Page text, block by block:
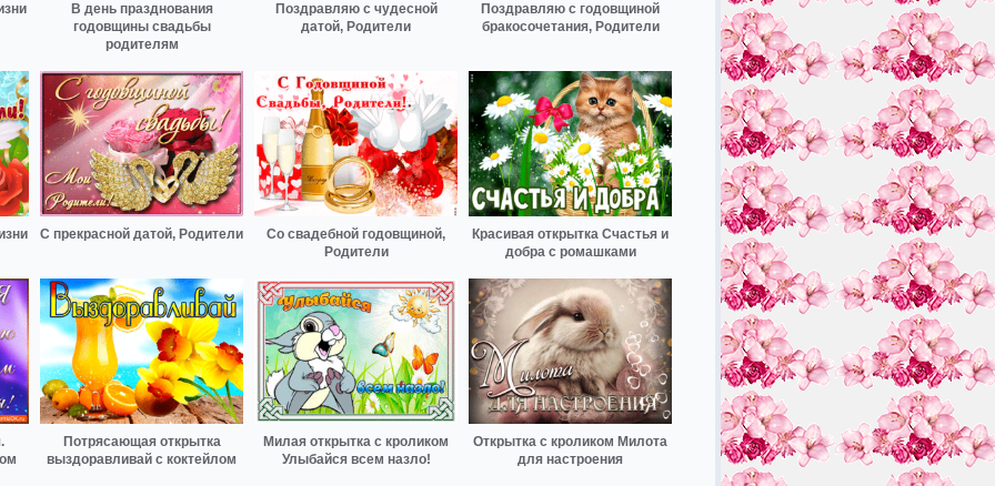
В день празднования
годовщины свадьбы
родителям
Поздравляю с чудесной
датой, Родители
Поздравляю с годовщиной
бракосочетания, Родители
С прекрасной датой, Родители
Со свадебной годовщиной,
Родители
Красивая открытка Счастья и
добра с ромашками
Потрясающая открытка
выздоравливай с коктейлом
Милая открытка с кроликом
Улыбайся всем назло!
Открытка с кроликом Милота
для настроения